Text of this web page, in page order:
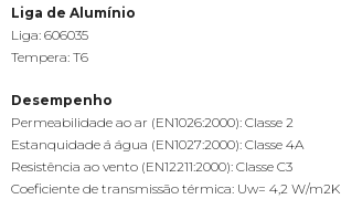
Liga de Alumínio
Liga: 606035
Tempera: T6
Desempenho
Permeabilidade ao ar (EN1026:2000): Classe 2
Estanquidade á água (EN1027:2000): Classe 4A
Resistência ao vento (EN12211:2000): Classe C3
Coeficiente de transmissão térmica: Uw= 4,2 W/m2K